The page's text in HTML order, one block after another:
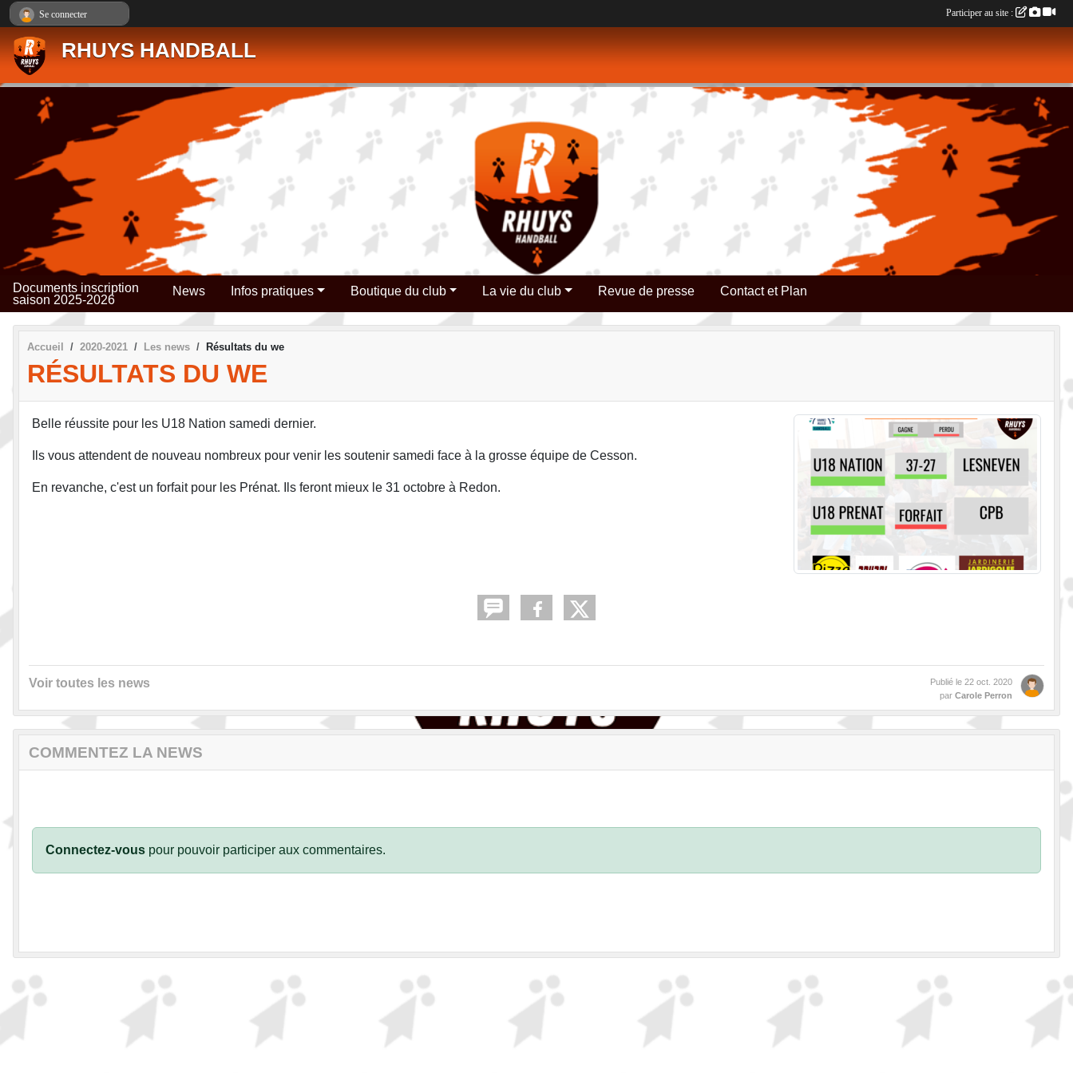
RHUYS HANDBALL
Documents inscription
saison 2025-2026
News Infos pratiques Boutique du club La vie du club Revue de presse Contact et Plan
Accueil 2020-2021 Les news Résultats du we
RÉSULTATS DU WE
Belle réussite pour les U18 Nation samedi dernier.
Ils vous attendent de nouveau nombreux pour venir les soutenir samedi face à la grosse équipe de Cesson.
En revanche, c'est un forfait pour les Prénat. Ils feront mieux le 31 octobre à Redon.
Voir toutes les news Publié le 22 oct. 2020
par Carole Perron
COMMENTEZ LA NEWS
Connectez-vous pour pouvoir participer aux commentaires.
Se connecter Participer au site :
Panneau de gestion des cookies